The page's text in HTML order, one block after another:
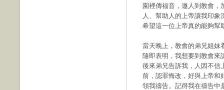
園裡傳福音，邀人到教會
人、幫助人的上帝讓我印
希望這一位上帝真的能夠幫
當天晚上，教會的弟兄姐妹
隨即表明，我想要到教會來
後來弟兄告訴我，人因不信
前，認罪悔改，好與上帝和
領我禱告。記得我在禱告中